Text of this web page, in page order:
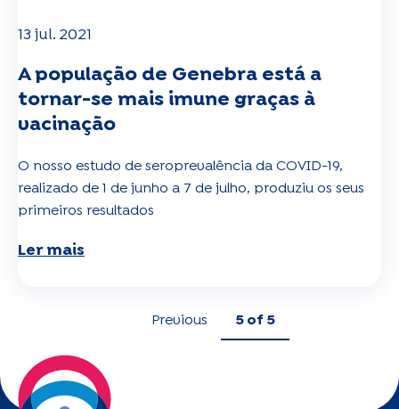
13 jul. 2021
A população de Genebra está a
tornar-se mais imune graças à
vacinação
O nosso estudo de seroprevalência da COVID-19,
realizado de 1 de junho a 7 de julho, produziu os seus
primeiros resultados
Ler mais
Previous 5 of 5